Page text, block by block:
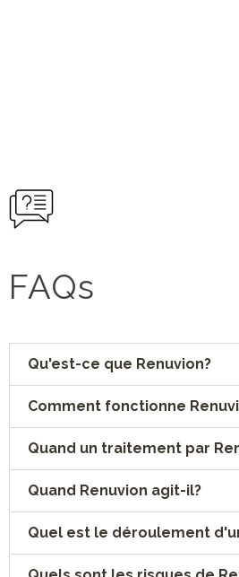
FAQs
Qu'est-ce que Renuvion?
Comment fonctionne
Quand un traitement par
Quand Renuvion agit-il?
Quel est le déroulement